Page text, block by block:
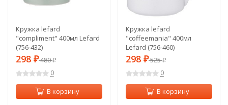
Кружка lefard
"compliment" 400мл Lefard
(756-432)
298 ₽480₽
0
В корзину
Кружка lefard
"coffeemania" 400мл
Lefard (756-460)
298 ₽525₽
0
В корзину